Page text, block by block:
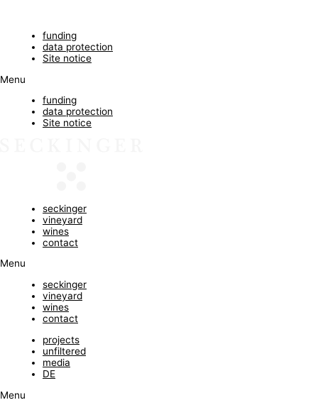
funding
data protection
Site notice
Menu
funding
data protection
Site notice
seckinger
vineyard
wines
contact
Menu
seckinger
vineyard
wines
contact
projects
unfiltered
media
DE
Menu